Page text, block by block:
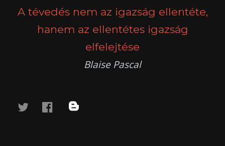
A tévedés nem az igazság ellentéte,
hanem az ellentétes igazság
elfelejtése
Blaise Pascal
twitterfacebook
blog